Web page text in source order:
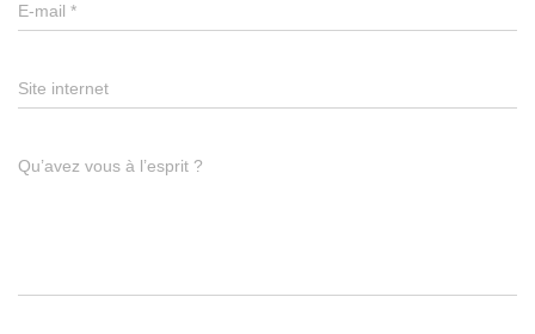
E-mail *
Site internet
Qu’avez vous à l’esprit ?